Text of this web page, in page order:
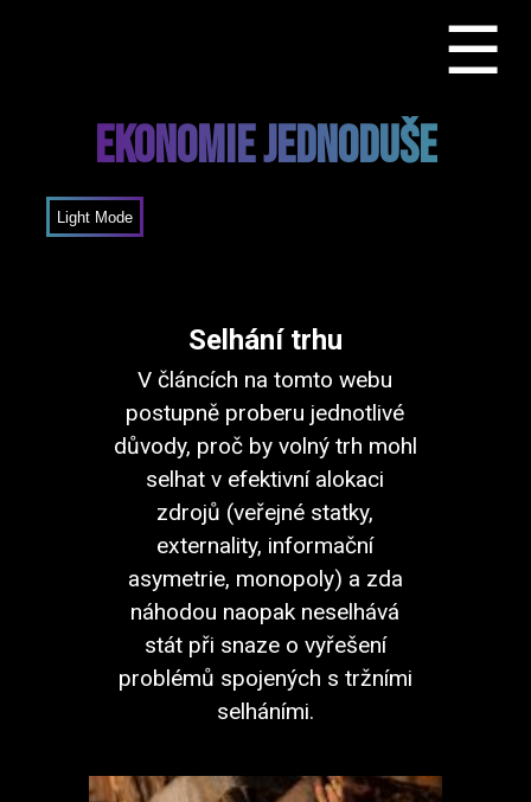
Ekonomie Jednoduše
Mode
☰
Selhání trhu
V článcích na tomto webu
postupně proberu jednotlivé
důvody, proč by volný trh mohl
selhat v efektivní alokaci
zdrojů (veřejné statky,
externality, informační
asymetrie, monopoly) a zda
náhodou naopak neselhává
stát při snaze o vyřešení
problémů spojených s tržními
selháními.